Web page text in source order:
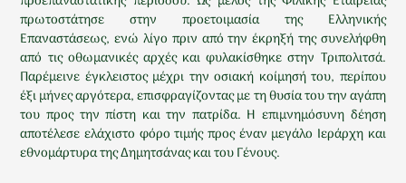
πρωτοστάτησε στην προετοιμασία της Ελληνικής
Επαναστάσεως, ενώ λίγο πριν από την έκρηξή της συνελήφθη
από τις οθωμανικές αρχές και φυλακίσθηκε στην Τριπολιτσά.
Παρέμεινε έγκλειστος μέχρι την οσιακή κοίμησή του, περίπου
έξι μήνες αργότερα, επισφραγίζοντας με τη θυσία του την αγάπη
του προς την πίστη και την πατρίδα. Η επιμνημόσυνη δέηση
αποτέλεσε ελάχιστο φόρο τιμής προς έναν μεγάλο Ιεράρχη και
εθνομάρτυρα της Δημητσάνας και του Γένους.